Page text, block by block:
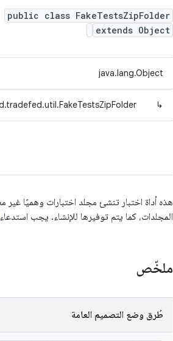
public class FakeTestsZipFolder
extends Object
java.lang.Object
↳
هذه أداة اختبار تنشئ مجلد اختبارات وهميًا غير
المجلدات، كما يتم توفيرها للإنشاء. يجب استدعاء
ملخّص
طُرق وضع التصميم العامة